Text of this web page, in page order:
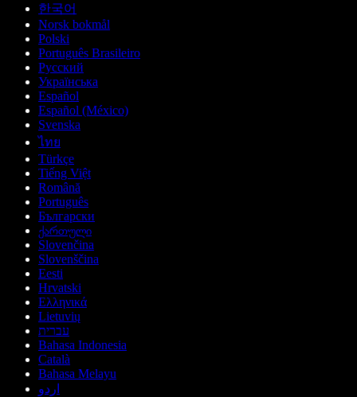
한국어
Norsk bokmål
Polski
Português Brasileiro
Русский
Українська
Español
Español (México)
Svenska
ไทย
Türkçe
Tiếng Việt
Română
Português
Български
ქართული
Slovenčina
Slovenščina
Eesti
Hrvatski
Ελληνικά
Lietuvių
עברית
Bahasa Indonesia
Català
Bahasa Melayu
اردو